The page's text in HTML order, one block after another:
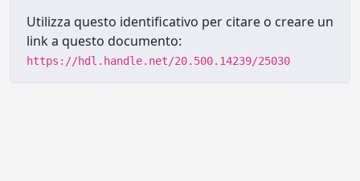
Utilizza questo identificativo per citare o creare un
link a questo documento:
https://hdl.handle.net/20.500.14239/25030